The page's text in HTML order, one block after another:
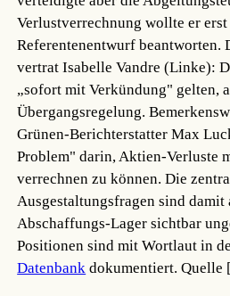
Verlustverrechnung wollte er erst
Referentenentwurf beantworten.
vertrat Isabelle Vandre (Linke):
„sofort mit Verkündung" gelten,
Übergangsregelung.
Grünen-Berichterstatter Max
Problem" darin, Aktien-Verluste
verrechnen zu können. Die
Ausgestaltungsfragen sind damit
Abschaffungs-Lager sichtbar
Positionen sind mit Wortlaut in
Datenbank dokumentiert.Quelle